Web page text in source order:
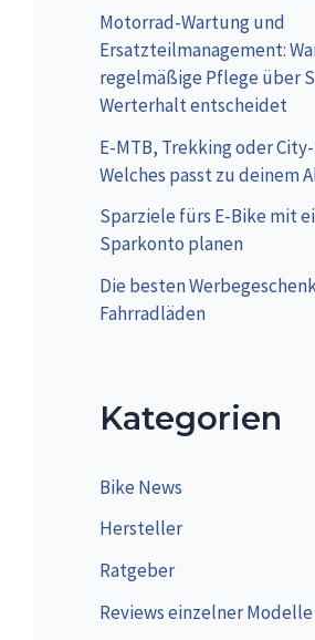
Motorrad-Wartung und
Ersatzteilmanagement:
regelmäßige Pflege über
Werterhalt entscheidet
E-MTB, Trekking oder
Welches passt zu deinem
Sparziele fürs E-Bike mit
Sparkonto planen
Die besten
Fahrradläden
Kategorien
Bike News
Hersteller
Ratgeber
Reviews einzelner Modelle